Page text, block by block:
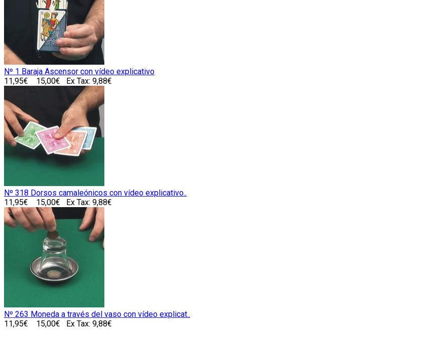
Nº 1 Baraja Ascensor con vídeo explicativo
11,95€
15,00€ Ex Tax: 9,88€
Nº 318 Dorsos camaleónicos con vídeo explicativo..
11,95€
15,00€ Ex Tax: 9,88€
Nº 263 Moneda a través del vaso con vídeo explicat..
11,95€
15,00€ Ex Tax: 9,88€